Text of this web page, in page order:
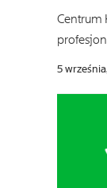
Centrum
5